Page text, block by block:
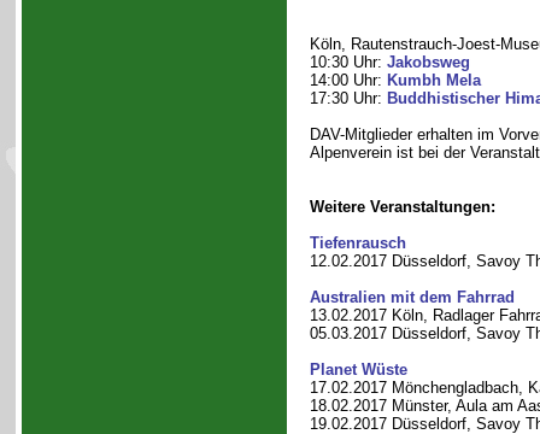
Köln, Rautenstrauch-Joest-
10:30 Uhr: Jakobsweg
14:00 Uhr: Kumbh Mela
17:30 Uhr: Buddhistischer
DAV-Mitglieder erhalten im
Alpenverein ist bei der
Weitere Veranstaltungen:
Tiefenrausch
12.02.2017 Düsseldorf, Savoy
Australien mit dem Fahrrad
13.02.2017 Köln, Radlager
05.03.2017 Düsseldorf, Savoy
Planet Wüste
17.02.2017 Mönchengladbach,
18.02.2017 Münster, Aula am
19.02.2017 Düsseldorf, Savoy